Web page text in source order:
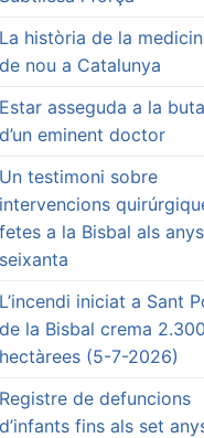
La història de la
de nou a Catalunya
Estar asseguda a la
d’un eminent doctor
Un testimoni sobre
intervencions
fetes a la Bisbal als anys
seixanta
L’incendi iniciat a Sant
de la Bisbal crema 2.300
hectàrees (5-7-2026)
Registre de defuncions
d’infants fins als set